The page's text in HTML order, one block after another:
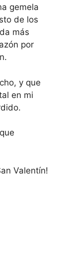
gemela
de los
más
por
y que
en mi
Valentín!